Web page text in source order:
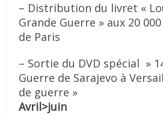
– Distribution du livret «
Grande Guerre » aux 20
de Paris
– Sortie du DVD spécial »
Guerre de Sarajevo à
de guerre »
Avril>juin